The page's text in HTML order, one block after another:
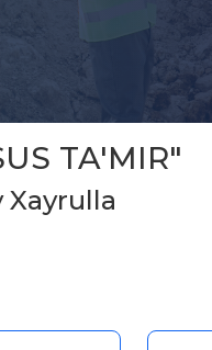
TA'MIR"
Xayrulla